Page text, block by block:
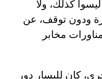
كذلك، ولا
ودون توقف، عن
مخابر
كان لليسار دور